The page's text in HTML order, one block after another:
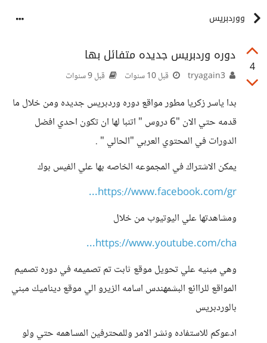
ووردبريس
4
دوره وردبريس جديده متفائل بها
قبل 10 سنوات قبل 9 سنوات
بدا ياسر زكريا مطور مواقع دوره وردبريس جديده ومن خلال ما
قدمه حتي الان "6 دروس " اتنبا لها ان تكون احدي افضل
الدورات في المحتوي العربي "الحالي " .
يمكن الاشتراك في المجموعه الخاصه بها علي الفيس بوك
https://www.facebook.com/gr...
ومشاهدتها علي اليوتيوب من خلال
https://www.youtube.com/cha...
وهي مبنيه علي تحويل موقع ثابت تم تصميمه في دوره تصميم
المواقع للراائع البشمهندس اسامه الزيرو الي موقع ديناميك مبني
بالوردبريس
ادعوكم للاستفاده ونشر الامر وللمحترفين المساهمه حتي ولو